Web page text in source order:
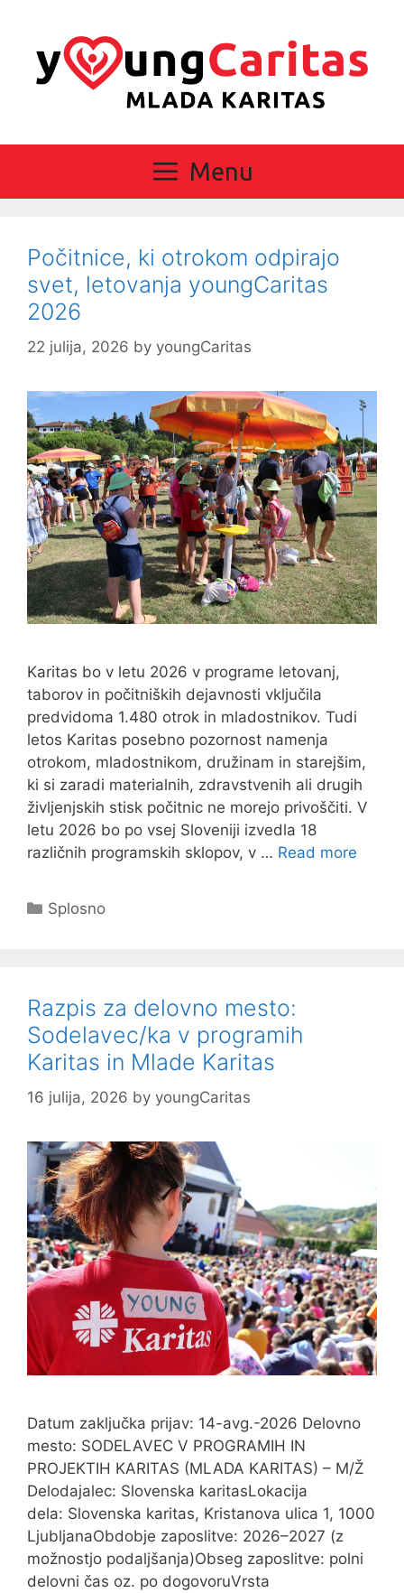
content
Menu
Počitnice, ki otrokom odpirajo
svet, letovanja youngCaritas
2026
22 julija, 2026 by youngCaritas
Karitas bo v letu 2026 v programe letovanj,
taborov in počitniških dejavnosti vključila
predvidoma 1.480 otrok in mladostnikov. Tudi
letos Karitas posebno pozornost namenja
otrokom, mladostnikom, družinam in starejšim,
ki si zaradi materialnih, zdravstvenih ali drugih
življenjskih stisk počitnic ne morejo privoščiti. V
letu 2026 bo po vsej Sloveniji izvedla 18
različnih programskih sklopov, v … Read more
Categories
Splosno
Razpis za delovno mesto:
Sodelavec/ka v programih
Karitas in Mlade Karitas
16 julija, 2026 by youngCaritas
Datum zaključka prijav: 14-avg.-2026 Delovno
mesto: SODELAVEC V PROGRAMIH IN
PROJEKTIH KARITAS (MLADA KARITAS) – M/Ž
Delodajalec: Slovenska karitasLokacija
dela: Slovenska karitas, Kristanova ulica 1, 1000
LjubljanaObdobje zaposlitve: 2026–2027 (z
možnostjo podaljšanja)Obseg zaposlitve: polni
delovni čas oz. po dogovoruVrsta